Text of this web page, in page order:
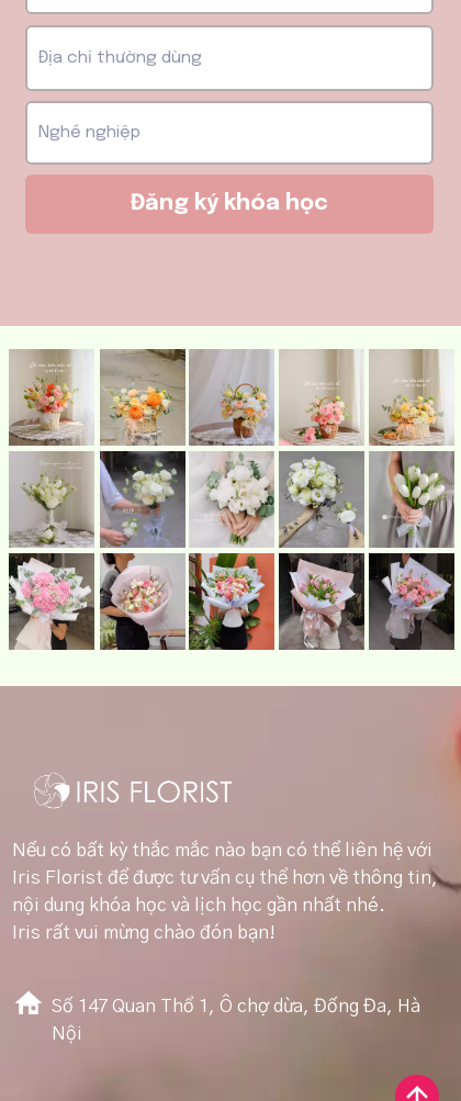
Đăng ký khóa học
Nếu có bất kỳ thắc mắc nào bạn có thể liên hệ với
Iris Florist để được tư vấn cụ thể hơn về thông tin,
nội dung khóa học và lịch học gần nhất nhé.
Iris rất vui mừng chào đón bạn!
Số 147 Quan Thổ 1, Ô chợ dừa, Đống Đa, Hà
Nội